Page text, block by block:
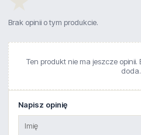
Brak opinii o tym produkcie.
Ten produkt nie ma jeszcze opinii.
doda.
Napisz opinię